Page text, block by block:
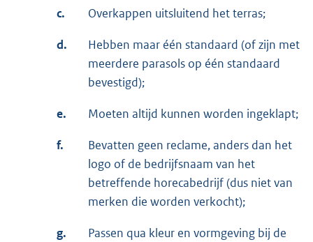
c. Overkappen uitsluitend het terras;
d.
Hebben maar één standaard (of zijn met
meerdere parasols op één standaard
bevestigd);
e. Moeten altijd kunnen worden ingeklapt;
f.
Bevatten geen reclame, anders dan het
logo of de bedrijfsnaam van het
betreffende horecabedrijf (dus niet van
merken die worden verkocht);
g.
Passen qua kleur en vormgeving bij de